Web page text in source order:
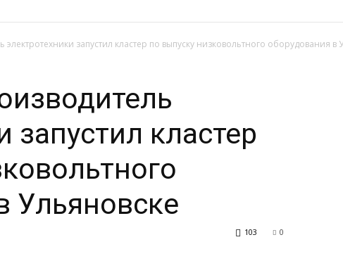
электротехники запустил кластер по выпуску низковольтного оборудования в
запустил кластер
Ульяновске
0
103